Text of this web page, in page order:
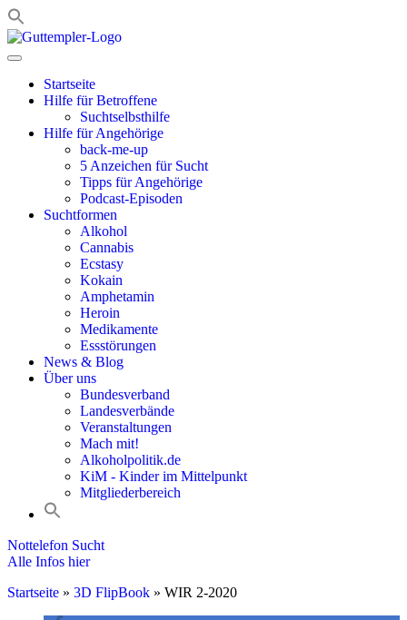
Zum
Inhalt
Startseite
Hilfe für Betroffene
Suchtselbsthilfe
Hilfe für Angehörige
back-me-up
5 Anzeichen für Sucht
Tipps für Angehörige
Podcast-Episoden
Suchtformen
Alkohol
Cannabis
Ecstasy
Kokain
Amphetamin
Heroin
Medikamente
Essstörungen
News & Blog
Über uns
Bundesverband
Landesverbände
Veranstaltungen
Mach mit!
Alkoholpolitik.de
KiM - Kinder im Mittelpunkt
Mitgliederbereich
Nottelefon Sucht
Alle Infos hier
Startseite » 3D FlipBook » WIR 2-2020